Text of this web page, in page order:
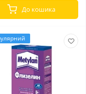
До кошика